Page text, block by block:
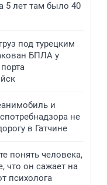
5 лет там было 40
под турецким
БПЛА у
и
не
в Гатчине
понять человека,
что он сажает на
психолога